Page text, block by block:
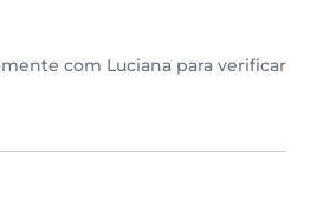
com Luciana para verificar